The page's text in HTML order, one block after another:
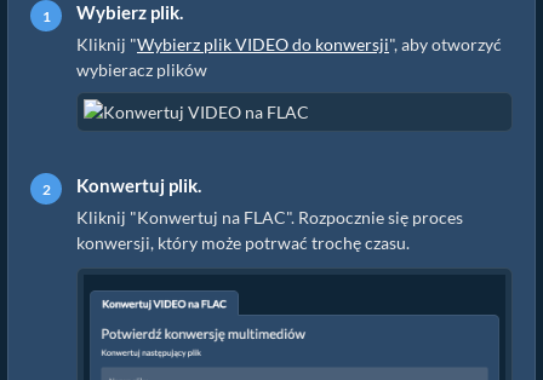
Wybierz plik.
Kliknij "Wybierz plik VIDEO do konwersji", aby otworzyć
wybieracz plików
Konwertuj plik.
Kliknij "Konwertuj na FLAC". Rozpocznie się proces
konwersji, który może potrwać trochę czasu.